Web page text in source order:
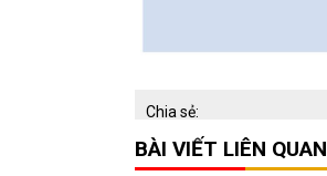
Chia sẻ:
BÀI VIẾT LIÊN QUAN